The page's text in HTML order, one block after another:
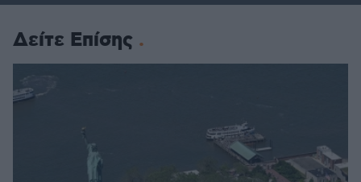
Δείτε Επίσης